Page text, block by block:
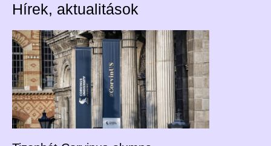
Hírek, aktualitások